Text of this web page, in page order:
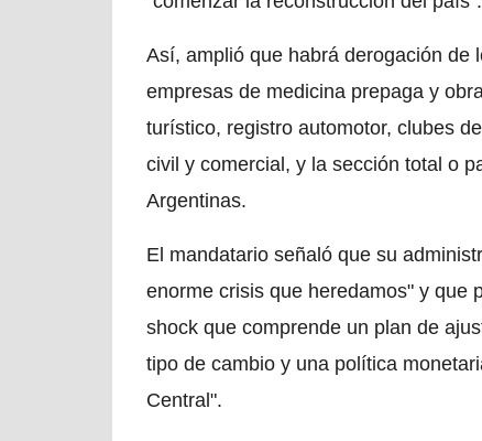
Así, amplió que habrá derogación de
empresas de medicina prepaga y
turístico, registro automotor, clubes
civil y comercial, y la sección total o
Argentinas.
El mandatario señaló que su
enorme crisis que heredamos" y que
shock que comprende un plan de
tipo de cambio y una política
Central".